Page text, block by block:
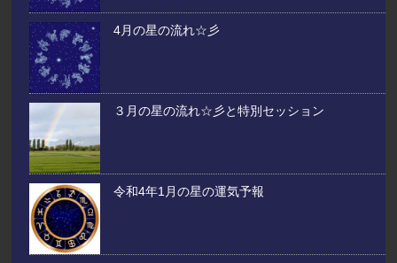
4月の星の流れ☆彡
３月の星の流れ☆彡と特別セッション
令和4年1月の星の運気予報